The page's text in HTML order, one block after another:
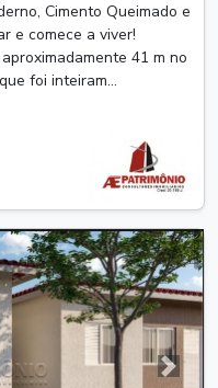
Cimento Queimado e
e comece a viver!
41 m no
foi inteiram...